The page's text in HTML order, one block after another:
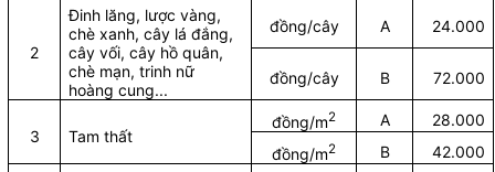
2
Đinh lăng, lược vàng,
chè xanh, cây lá đắng,
cây vối, cây hồ quân,
chè mạn, trinh nữ
hoàng cung...
đồng/cây A 24.000
đồng/cây B 72.000
3 Tam thất
đồng/m2 A
28.000
đồng/m2 B
42.000